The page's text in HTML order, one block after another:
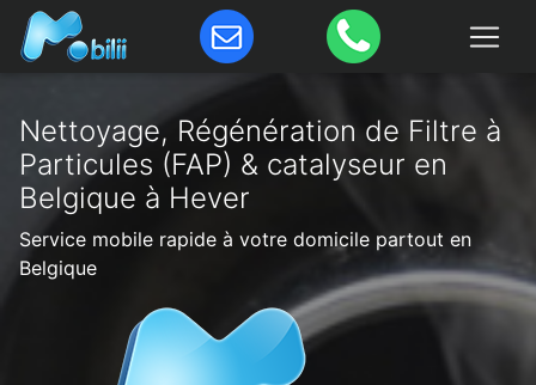
Nettoyage, Régénération de Filtre à
Particules (FAP) & catalyseur en
Belgique à Hever
Service mobile rapide à votre domicile partout en
Belgique